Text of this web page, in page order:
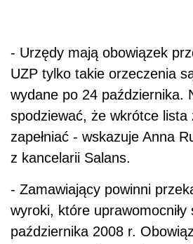
- Urzędy mają obowiązek
UZP tylko takie orzeczenia
wydane po 24 października.
spodziewać, że wkrótce lista
zapełniać - wskazuje Anna
z kancelarii Salans.
- Zamawiający powinni
wyroki, które uprawomocniły
października 2008 r.